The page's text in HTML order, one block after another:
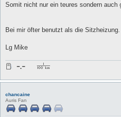
Somit nicht nur ein teures sondern auch
Bei mir öfter benutzt als die Sitzheizung.
Lg Mike
chancaine
Auris Fan